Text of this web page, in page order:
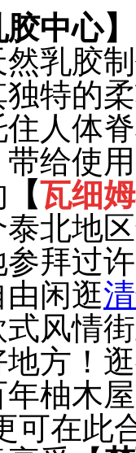
胶中心】
乳胶
特的
人体
给使
【瓦细
北地
拜过
闲逛
风情
方！
柚木
可在此